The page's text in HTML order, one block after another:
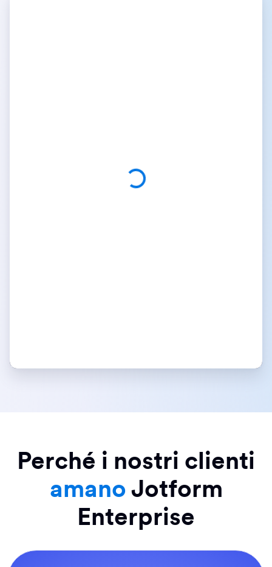
Perché i nostri clienti
amanoJotform
Enterprise